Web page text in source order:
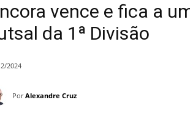
vence e fica a
da 1ª Divisão
2024
Por Alexandre Cruz